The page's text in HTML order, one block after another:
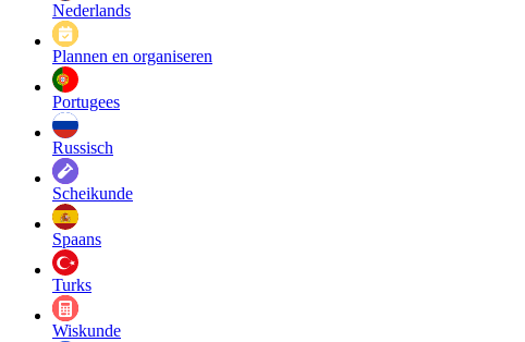
Nederlands
Plannen en organiseren
Portugees
Russisch
Scheikunde
Spaans
Turks
Wiskunde